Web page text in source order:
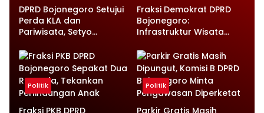
DPRD Bojonegoro Setujui
Perda KLA dan
Pariwisata, Setyo
Instruksi
Fraksi Demokrat DPRD
Bojonegoro:
Infrastruktur Wisata
Prioritas
Politik
Fraksi PKB DPRD
Politik
Parkir Gratis Masih